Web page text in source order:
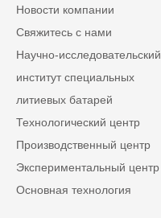
Новости компании
Свяжитесь с нами
Научно-исследовательский
институт специальных
литиевых батарей
Технологический центр
Производственный центр
Экспериментальный центр
Основная технология